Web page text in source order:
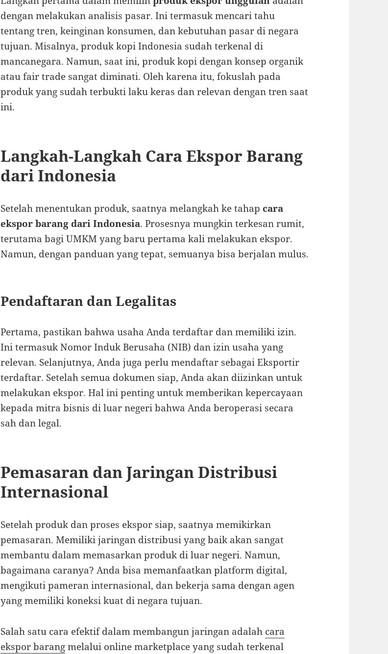
dengan melakukan analisis pasar. Ini termasuk mencari tahu
tentang tren, keinginan konsumen, dan kebutuhan pasar di negara
tujuan. Misalnya, produk kopi Indonesia sudah terkenal di
mancanegara. Namun, saat ini, produk kopi dengan konsep organik
atau fair trade sangat diminati. Oleh karena itu, fokuslah pada
produk yang sudah terbukti laku keras dan relevan dengan tren saat
ini.
Langkah-Langkah Cara Ekspor Barang
dari Indonesia
Setelah menentukan produk, saatnya melangkah ke tahap cara
ekspor barang dari Indonesia. Prosesnya mungkin terkesan rumit,
terutama bagi UMKM yang baru pertama kali melakukan ekspor.
Namun, dengan panduan yang tepat, semuanya bisa berjalan mulus.
Pendaftaran dan Legalitas
Pertama, pastikan bahwa usaha Anda terdaftar dan memiliki izin.
Ini termasuk Nomor Induk Berusaha (NIB) dan izin usaha yang
relevan. Selanjutnya, Anda juga perlu mendaftar sebagai Eksportir
terdaftar. Setelah semua dokumen siap, Anda akan diizinkan untuk
melakukan ekspor. Hal ini penting untuk memberikan kepercayaan
kepada mitra bisnis di luar negeri bahwa Anda beroperasi secara
sah dan legal.
Pemasaran dan Jaringan Distribusi
Internasional
Setelah produk dan proses ekspor siap, saatnya memikirkan
pemasaran. Memiliki jaringan distribusi yang baik akan sangat
membantu dalam memasarkan produk di luar negeri. Namun,
bagaimana caranya? Anda bisa memanfaatkan platform digital,
mengikuti pameran internasional, dan bekerja sama dengan agen
yang memiliki koneksi kuat di negara tujuan.
Salah satu cara efektif dalam membangun jaringan adalah cara
ekspor barangmelalui online marketplace yang sudah terkenal